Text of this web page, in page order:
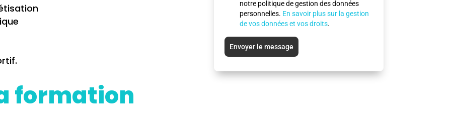
formation
notre politique de gestion des données
personnelles. En savoir plus sur la gestion
de vos données et vos droits.
Envoyer le message